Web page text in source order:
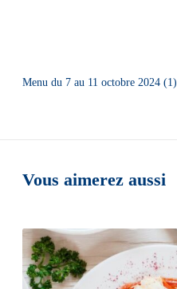
Menu du 7 au 11 octobre 2024 (1)
Vous aimerez aussi